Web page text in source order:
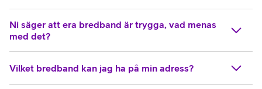
Ni säger att era bredband är trygga, vad menas
med det?
Vilket bredband kan jag ha på min adress?